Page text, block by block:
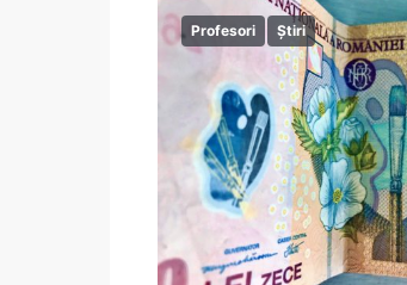
Profesori Știri